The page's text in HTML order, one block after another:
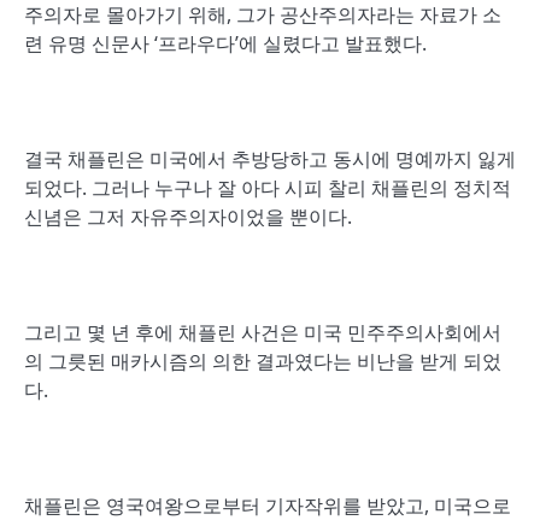
주의자로 몰아가기 위해, 그가 공산주의자라는 자료가 소
련 유명 신문사 ‘프라우다’에 실렸다고 발표했다.
결국 채플린은 미국에서 추방당하고 동시에 명예까지 잃게
되었다. 그러나 누구나 잘 아다 시피 찰리 채플린의 정치적
신념은 그저 자유주의자이었을 뿐이다.
그리고 몇 년 후에 채플린 사건은 미국 민주주의사회에서
의 그릇된 매카시즘의 의한 결과였다는 비난을 받게 되었
다.
채플린은 영국여왕으로부터 기자작위를 받았고, 미국으로